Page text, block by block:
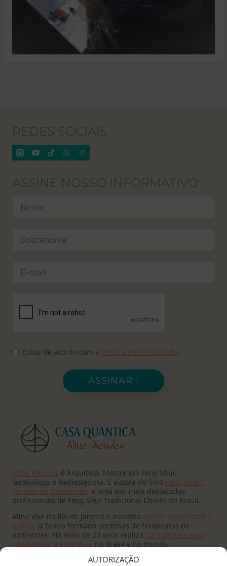
AUTORIZAÇÃO
REDES SOCIAIS
ASSINE NOSSO INFORMATIVO
Estou de acordo com a Política de Privacidade.
ASSINAR !
Aline Mendes é Arquiteta, Mestre em Feng Shui,
Geobióloga e Radiestesista. É autora do livro Feng Shui –
Terapia de Ambientes, e uma das mais destacadas
profissionais de Feng Shui Tradicional Chinês do Brasil.
Aline vive no Rio de Janeiro e ministra cursos presenciais e
online, já tendo formado centenas de terapeutas de
ambientes. Há mais de 20 anos realiza consultorias para
residências e empresas no Brasil e no mundo.